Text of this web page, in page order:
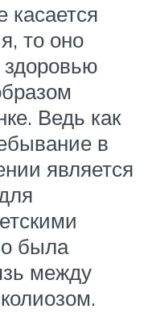
касается
то оно
Ведь как
в
является
была
между